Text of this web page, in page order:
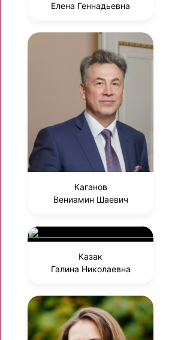
Елена Геннадьевна
Каганов
Вениамин Шаевич
Казак
Галина Николаевна